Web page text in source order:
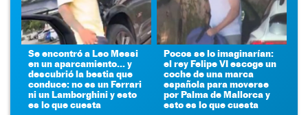
Se encontró a Leo Messi
en un aparcamiento... y
descubrió la bestia que
conduce: no es un Ferrari
ni un Lamborghini y esto
es lo que cuesta
Pocos se lo imaginarían:
el rey Felipe VI escoge un
coche de una marca
española para moverse
por Palma de Mallorca y
esto es lo que cuesta